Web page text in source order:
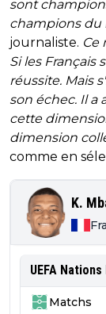
sont
champions du
journaliste. Ce
Si les Français
réussite. Mais
son échec. Il a
cette
dimension
comme en
K.
UEFA
Matchs